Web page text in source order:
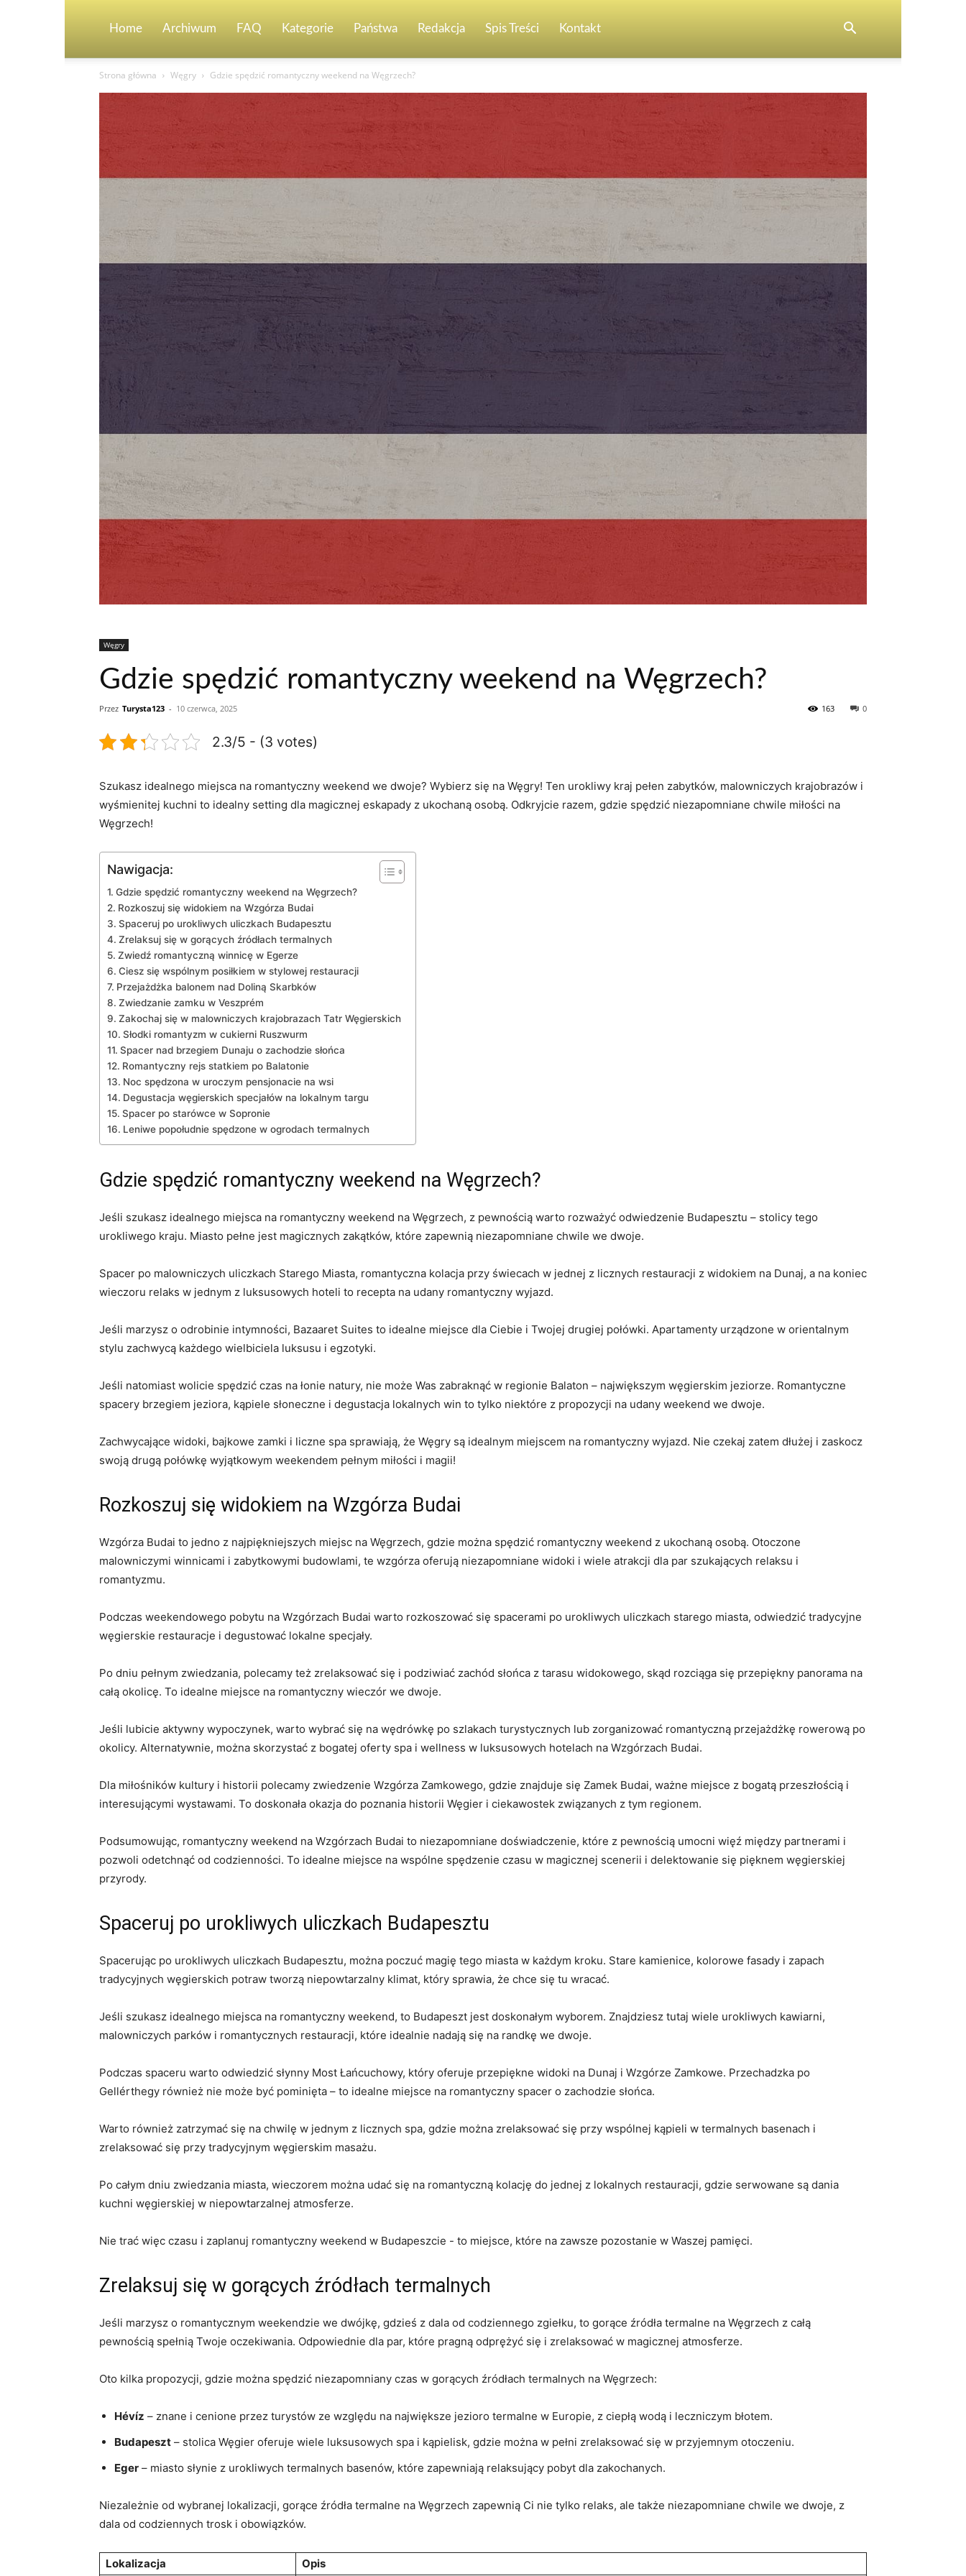
Home Archiwum FAQ Kategorie Państwa Redakcja Spis Treści Kontakt
Strona główna Węgry Gdzie spędzić romantyczny weekend na Węgrzech?
Węgry
Gdzie spędzić romantyczny weekend na Węgrzech?
Przez Turysta123 - 10 czerwca, 2025 0
163
2.3/5 - (3 votes)
Szukasz idealnego⁤ miejsca na ‌romantyczny weekend we‍ dwoje? Wybierz się na ‍Węgry!‌ Ten urokliwy kraj pełen zabytków, malowniczych krajobrazów i
wyśmienitej‍ kuchni to idealny setting dla magicznej eskapady z ⁣ukochaną osobą. ⁣Odkryjcie razem, gdzie spędzić niezapomniane chwile miłości na
Węgrzech!
Nawigacja:
Gdzie‍ spędzić ‌romantyczny weekend na Węgrzech?
Rozkoszuj się widokiem na Wzgórza⁢ Budai
Spaceruj po urokliwych uliczkach Budapesztu
Zrelaksuj ‍się w gorących ⁤źródłach termalnych
Zwiedź romantyczną winnicę w Egerze
Ciesz ⁢się⁣ wspólnym posiłkiem w stylowej restauracji
Przejażdżka ‌balonem nad Doliną Skarbków
Zwiedzanie zamku w ⁢Veszprém
Zakochaj się w malowniczych krajobrazach Tatr Węgierskich
Słodki romantyzm w cukierni‍ Ruszwurm
Spacer nad brzegiem Dunaju o zachodzie słońca
Romantyczny rejs statkiem po Balatonie
Noc spędzona w‍ uroczym pensjonacie na wsi
Degustacja węgierskich specjałów na lokalnym⁤ targu
Spacer po starówce w Sopronie
Leniwe popołudnie spędzone w ogrodach termalnych
Gdzie‍ spędzić ‌romantyczny weekend na Węgrzech?
Jeśli szukasz idealnego miejsca na​ romantyczny weekend ⁣na Węgrzech, z pewnością warto rozważyć odwiedzenie ‍Budapesztu – stolicy tego
urokliwego kraju. Miasto ⁤pełne jest magicznych zakątków, które zapewnią‍ niezapomniane chwile we dwoje.
Spacer po malowniczych uliczkach ⁤Starego ⁣Miasta, romantyczna ⁤kolacja przy świecach w jednej⁤ z licznych restauracji z widokiem na Dunaj, a na koniec
wieczoru relaks w jednym ⁣z ‍luksusowych hoteli to recepta na⁣ udany romantyczny wyjazd.
Jeśli marzysz o⁢ odrobinie intymności, Bazaaret Suites to idealne miejsce dla Ciebie i ‌Twojej drugiej połówki. Apartamenty urządzone w orientalnym⁤
stylu zachwycą każdego wielbiciela luksusu i egzotyki.
Jeśli natomiast wolicie ⁣spędzić czas‌ na łonie natury, nie może⁣ Was zabraknąć w regionie⁣ Balaton – największym węgierskim jeziorze. Romantyczne
spacery brzegiem jeziora, kąpiele słoneczne i degustacja lokalnych win to tylko niektóre z propozycji na udany weekend we dwoje.
Zachwycające widoki, bajkowe ‍zamki i⁤ liczne⁣ spa sprawiają, że Węgry są idealnym miejscem na romantyczny ⁣wyjazd. Nie‌ czekaj ‍zatem dłużej i zaskocz
swoją drugą połówkę wyjątkowym weekendem pełnym ⁢miłości i magii!
Rozkoszuj się widokiem na Wzgórza⁢ Budai
Wzgórza Budai ⁤to jedno z najpiękniejszych ⁣miejsc na Węgrzech, gdzie można spędzić romantyczny weekend‍ z ​ukochaną osobą. Otoczone
malowniczymi winnicami i zabytkowymi⁣ budowlami, te‍ wzgórza oferują niezapomniane widoki i⁢ wiele atrakcji dla par‍ szukających relaksu i
romantyzmu.
Podczas weekendowego pobytu na Wzgórzach Budai warto rozkoszować się spacerami po urokliwych uliczkach starego miasta, odwiedzić tradycyjne
węgierskie restauracje i degustować lokalne specjały.
Po dniu pełnym zwiedzania, polecamy też zrelaksować się i podziwiać ​zachód słońca z tarasu widokowego, skąd rozciąga⁣ się ‍przepiękny panorama na
całą okolicę. To idealne miejsce na romantyczny ⁣wieczór we dwoje.
Jeśli lubicie aktywny wypoczynek, warto wybrać się na wędrówkę po szlakach turystycznych lub zorganizować ‍romantyczną ‌przejażdżkę rowerową po
okolicy. Alternatywnie, można skorzystać z⁢ bogatej‍ oferty spa i wellness w luksusowych hotelach na Wzgórzach Budai.
Dla miłośników kultury i historii polecamy zwiedzenie Wzgórza Zamkowego, gdzie znajduje się Zamek Budai, ważne miejsce z bogatą przeszłością i
interesującymi wystawami. To doskonała okazja do poznania historii Węgier i ciekawostek związanych z tym regionem.
Podsumowując, romantyczny weekend na Wzgórzach Budai to niezapomniane doświadczenie, które⁤ z pewnością⁢ umocni​ więź między partnerami i
pozwoli odetchnąć od codzienności. To idealne miejsce na wspólne spędzenie czasu w magicznej scenerii i delektowanie się pięknem węgierskiej
przyrody.
Spaceruj po urokliwych uliczkach Budapesztu
Spacerując po urokliwych uliczkach Budapesztu, można poczuć⁣ magię⁣ tego miasta w każdym​ kroku. Stare ⁣kamienice, kolorowe fasady i zapach
tradycyjnych węgierskich potraw tworzą niepowtarzalny klimat, który sprawia,⁤ że chce się tu wracać.
Jeśli szukasz idealnego miejsca na romantyczny weekend, ‍to Budapeszt jest doskonałym wyborem. Znajdziesz ⁣tutaj wiele urokliwych kawiarni,
malowniczych parków i romantycznych‍ restauracji, które idealnie nadają się na randkę ‌we dwoje.
Podczas spaceru warto odwiedzić słynny Most​ Łańcuchowy, który oferuje przepiękne widoki na Dunaj i Wzgórze ‍Zamkowe. Przechadzka po
Gellérthegy również nie może być pominięta – to idealne miejsce na romantyczny spacer ⁤o zachodzie słońca.
Warto również zatrzymać się na chwilę ⁣w jednym z licznych spa, gdzie można zrelaksować ‍się przy wspólnej kąpieli w termalnych basenach i
zrelaksować się przy tradycyjnym węgierskim masażu.
Po całym dniu zwiedzania miasta, wieczorem można ​udać się na romantyczną ⁤kolację do jednej z lokalnych restauracji, gdzie serwowane są dania
kuchni węgierskiej⁣ w niepowtarzalnej atmosferze.
Nie‌ trać więc czasu i​ zaplanuj romantyczny weekend w Budapeszcie ⁣- to miejsce, które na zawsze pozostanie w Waszej pamięci.
Zrelaksuj ‍się w gorących ⁤źródłach termalnych
Jeśli marzysz o romantycznym weekendzie​ we dwójkę, gdzieś z dala‍ od codziennego zgiełku, to​ gorące źródła⁣ termalne na Węgrzech z całą
pewnością spełnią Twoje​ oczekiwania. Odpowiednie dla par, które pragną odprężyć ⁤się i zrelaksować w‍ magicznej atmosferze.
Oto kilka propozycji, gdzie można spędzić niezapomniany czas w gorących źródłach termalnych na Węgrzech:
Hévíz – znane i cenione przez turystów ze względu ​na⁣ największe jezioro ‌termalne w Europie, z ciepłą wodą i leczniczym błotem.
Budapeszt – stolica ⁤Węgier oferuje wiele luksusowych ⁣spa i kąpielisk, gdzie można w pełni zrelaksować się w przyjemnym⁢ otoczeniu.
Eger – miasto słynie ⁣z⁣ urokliwych termalnych ‍basenów, które zapewniają relaksujący pobyt dla zakochanych.
Niezależnie od wybranej lokalizacji, gorące źródła termalne na Węgrzech zapewnią Ci nie tylko relaks, ⁤ale także niezapomniane chwile ​we ​dwoje, z
dala od codziennych trosk i obowiązków.
Lokalizacja Opis